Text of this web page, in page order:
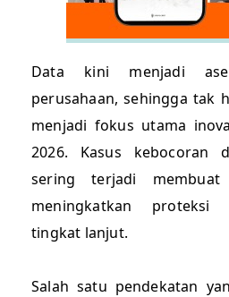
Data kini menjadi
perusahaan, sehingga tak
menjadi fokus utama
2026. Kasus kebocoran
sering terjadi membuat
meningkatkan proteksi
tingkat lanjut.
Salah satu pendekatan